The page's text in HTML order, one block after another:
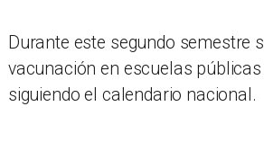
Durante este segundo semestre
vacunación en escuelas públicas
siguiendo el calendario nacional.